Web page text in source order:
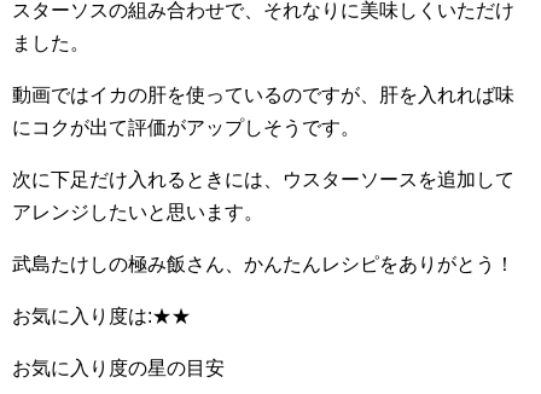
スターソスの組み合わせで、それなりに美味しくいただけ
ました。
動画ではイカの肝を使っているのですが、肝を入れれば味
にコクが出て評価がアップしそうです。
次に下足だけ入れるときには、ウスターソースを追加して
アレンジしたいと思います。
武島たけしの極み飯さん、かんたんレシピをありがとう！
お気に入り度は:★★
お気に入り度の星の目安